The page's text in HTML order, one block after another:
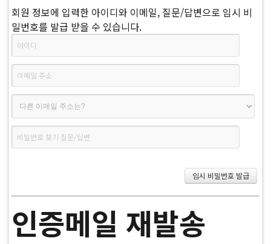
회원 정보에 입력한 아이디와 이메일, 질문/답변으로 임시 비
밀번호를 발급 받을 수 있습니다.
인증메일 재발송